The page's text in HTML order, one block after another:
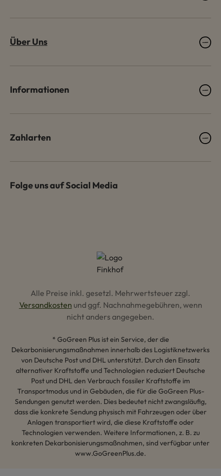
Über Uns
Informationen
Zahlarten
Folge uns auf Social Media
Alle Preise inkl. gesetzl. Mehrwertsteuer zzgl.
Versandkosten und ggf. Nachnahmegebühren, wenn
nicht anders angegeben.
* GoGreen Plus ist ein Service, der die
Dekarbonisierungsmaßnahmen innerhalb des Logistiknetzwerks
von Deutsche Post und DHL unterstützt. Durch den Einsatz
alternativer Kraftstoffe und Technologien reduziert Deutsche
Post und DHL den Verbrauch fossiler Kraftstoffe im
Transportmodus und in Gebäuden, die für die GoGreen Plus-
Sendungen genutzt werden. Dies bedeutet nicht zwangsläufig,
dass die konkrete Sendung physisch mit Fahrzeugen oder über
Anlagen transportiert wird, die diese Kraftstoffe oder
Technologien verwenden. Weitere Informationen, z. B. zu
konkreten Dekarbonisierungsmaßnahmen, sind verfügbar unter
www.GoGreenPlus.de.